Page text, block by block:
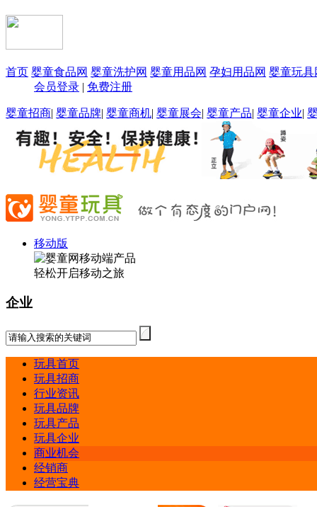
首页 婴童食品网 婴童洗护网 婴童用品网 孕妇用品网 婴童玩具
会员登录 | 免费注册
婴童招商| 婴童品牌| 婴童商机| 婴童展会| 婴童产品| 婴童企业|
移动版
轻松开启移动之旅
企业
玩具首页
玩具招商
行业资讯
玩具品牌
玩具产品
玩具企业
商业机会
经销商
经营宝典